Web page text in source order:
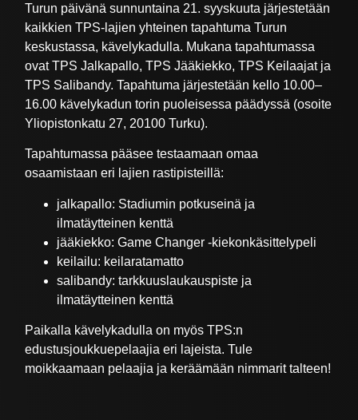
Turun päivänä sunnuntaina 21. syyskuuta järjestetään
kaikkien TPS-lajien yhteinen tapahtuma Turun
keskustassa, kävelykadulla. Mukana tapahtumassa
ovat TPS Jalkapallo, TPS Jääkiekko, TPS Keilaajat ja
TPS Salibandy. Tapahtuma järjestetään kello 10.00–
16.00 kävelykadun torin puoleisessa päädyssä (osoite
Yliopistonkatu 27, 20100 Turku).
Tapahtumassa pääsee testaamaan omaa
osaamistaan eri lajien rastipisteillä:
jalkapallo: Stadiumin potkuseinä ja
ilmatäytteinen kenttä
jääkiekko: Game Changer -kiekonkäsittelypeli
keilailu: keilaratamatto
salibandy: tarkkuuslaukauspiste ja
ilmatäytteinen kenttä
Paikalla kävelykadulla on myös TPS:n
edustusjoukkuepelaajia eri lajeista. Tule
moikkaamaan pelaajia ja keräämään nimmarit talteen!